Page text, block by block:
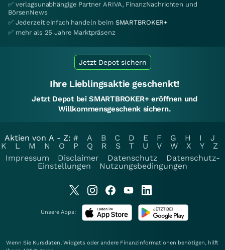
✅ verlagsunabhängige Partner ARIVA, FinanzNachrichten und
BörsenNews
✅ Jederzeit einfach handeln beim SMARTBROKER+
✅ mehr als 25 Jahre Marktpräsenz
Jetzt Depot sichern
Ihre Lieblingsaktie geschenkt!
Jetzt Depot bei SMARTBROKER+ eröffnen und
Willkommensgeschenk sichern.
Aktien von A - Z: # A B C D E F G H I
J
K
L M N O P Q R S T U V W X Y
Z
Impressum
Disclaimer Datenschutz
Datenschutz-
Einstellungen
Nutzungsbedingungen
Unsere Apps:
Wenn Sie Kursdaten, Widgets oder andere Finanzinformationen benötigen, hilft